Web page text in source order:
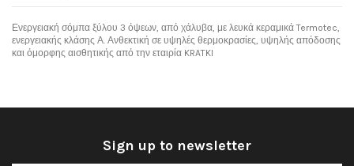
Ενεργειακή σόμπα ξύλου 3 όψεων, από χάλυβα, με λευκά κεραμικά Termotec,
ενεργειακής κλάσης Α. Ανθεκτική σε υψηλές θερμοκρασίες, υψηλής απόδοσης
και όμορφης αισθητικής από την εταιρία KRATKI
Sign up to newsletter